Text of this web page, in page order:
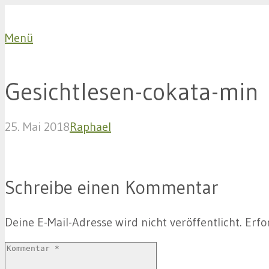
Menü
Gesichtlesen-cokata-min
25. Mai 2018Raphael
Schreibe einen Kommentar
Deine E-Mail-Adresse wird nicht veröffentlicht.